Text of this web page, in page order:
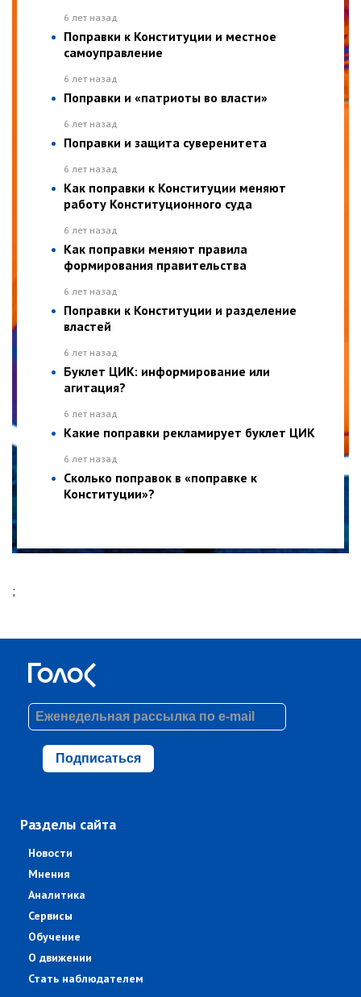
6 лет назад
Поправки к Конституции и местное
самоуправление
6 лет назад
Поправки и «патриоты во власти»
6 лет назад
Поправки и защита суверенитета
6 лет назад
Как поправки к Конституции меняют
работу Конституционного суда
6 лет назад
Как поправки меняют правила
формирования правительства
6 лет назад
Поправки к Конституции и разделение
властей
6 лет назад
Буклет ЦИК: информирование или
агитация?
6 лет назад
Какие поправки рекламирует буклет ЦИК
6 лет назад
Сколько поправок в «поправке к
Конституции»?
;
Подписаться
Разделы сайта
Новости
Мнения
Аналитика
Сервисы
Обучение
О движении
Стать наблюдателем